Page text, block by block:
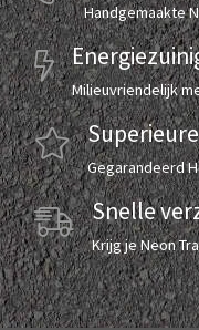
Handgemaakte
Milieuvriendelijk
Gegarandeerd
Snelle
Krijg je Neon